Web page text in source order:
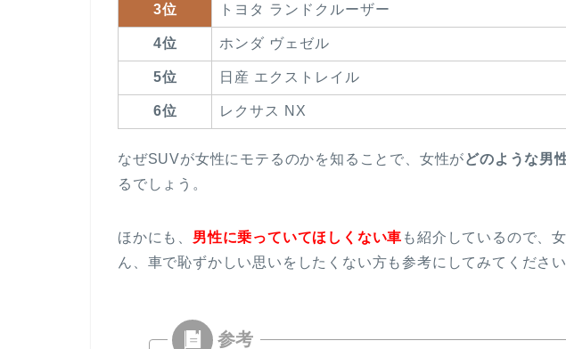
3位 トヨタ ランドクルーザー
4位 ホンダ ヴェゼル
5位 日産 エクストレイル
6位 レクサス NX
なぜSUVが女性にモテるのかを知ることで、女性がどのような男
るでしょう。
ほかにも、 男性に乗っていてほしくない車 も紹介しているので、
ん、車で恥ずかしい思いをしたくない方も参考にしてみてください